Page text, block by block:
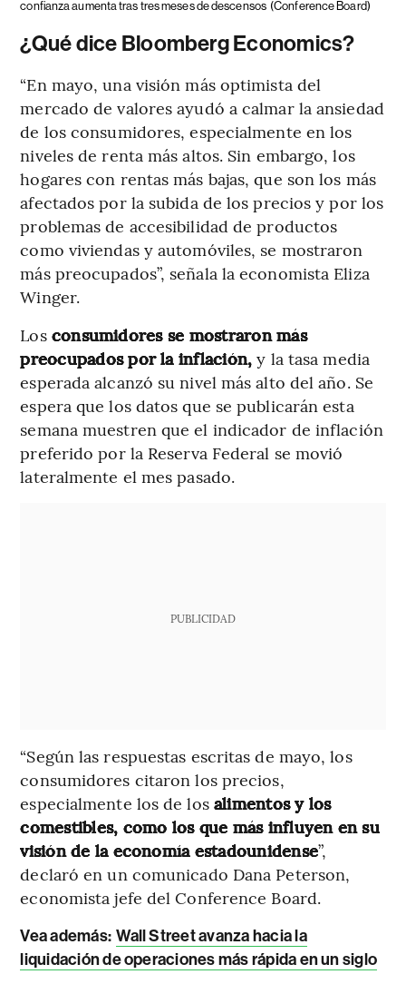
confianza aumenta tras tres meses de descensos (Conference Board)
¿Qué dice Bloomberg Economics?
“En mayo, una visión más optimista del
mercado de valores ayudó a calmar la ansiedad
de los consumidores, especialmente en los
niveles de renta más altos. Sin embargo, los
hogares con rentas más bajas, que son los más
afectados por la subida de los precios y por los
problemas de accesibilidad de productos
como viviendas y automóviles, se mostraron
más preocupados”, señala la economista Eliza
Winger.
Los consumidores se mostraron más
preocupados por la inflación, y la tasa media
esperada alcanzó su nivel más alto del año. Se
espera que los datos que se publicarán esta
semana muestren que el indicador de inflación
preferido por la Reserva Federal se movió
lateralmente el mes pasado.
PUBLICIDAD
“Según las respuestas escritas de mayo, los
consumidores citaron los precios,
especialmente los de los alimentos y los
comestibles, como los que más influyen en su
visión de la economía estadounidense”,
declaró en un comunicado Dana Peterson,
economista jefe del Conference Board.
Vea además: Wall Street avanza hacia la
liquidación de operaciones más rápida en un siglo